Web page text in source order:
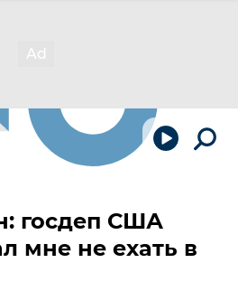
госдеп США
мне не ехать в